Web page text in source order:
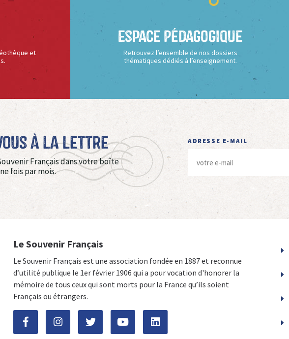
et
Espace Pédagogique
Retrouvez l’ensemble de nos dossiers
thématiques dédiés à l’enseignement.
à La Lettre
Français dans votre boîte
fois par mois.
ADRESSE E-MAIL
Le Souvenir Français
Le Souvenir Français est une association fondée en 1887 et reconnue
d’utilité publique le 1er février 1906 qui a pour vocation d'honorer la
mémoire de tous ceux qui sont morts pour la France qu’ils soient
Français ou étrangers.